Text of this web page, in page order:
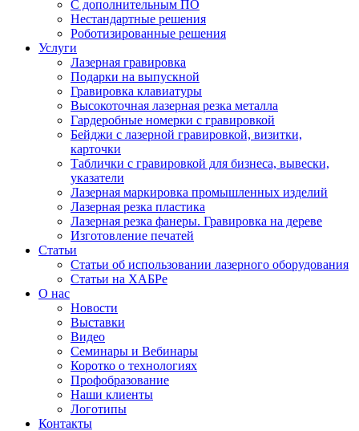
С дополнительным ПО
Нестандартные решения
Роботизированные решения
Услуги
Лазерная гравировка
Подарки на выпускной
Гравировка клавиатуры
Высокоточная лазерная резка металла
Гардеробные номерки с гравировкой
Бейджи с лазерной гравировкой, визитки,
карточки
Таблички с гравировкой для бизнеса, вывески,
указатели
Лазерная маркировка промышленных изделий
Лазерная резка пластика
Лазерная резка фанеры. Гравировка на дереве
Изготовление печатей
Статьи
Статьи об использовании лазерного оборудования
Статьи на ХАБРе
О нас
Новости
Выставки
Видео
Семинары и Вебинары
Коротко о технологиях
Профобразование
Наши клиенты
Логотипы
Контакты